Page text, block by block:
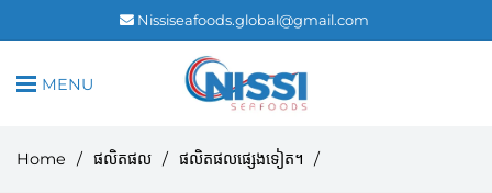
Nissiseafoods.global@gmail.com
MENU
Home / ផលិតផល / ផលិតផលផ្សេងទៀត។ /